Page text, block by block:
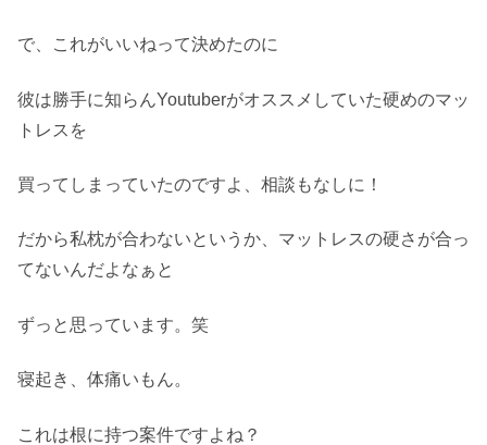
で、これがいいねって決めたのに
彼は勝手に知らんYoutuberがオススメしていた硬めのマッ
トレスを
買ってしまっていたのですよ、相談もなしに！
だから私枕が合わないというか、マットレスの硬さが合っ
てないんだよなぁと
ずっと思っています。笑
寝起き、体痛いもん。
これは根に持つ案件ですよね？